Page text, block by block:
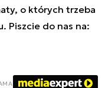
o których trzeba
Piszcie do nas na: